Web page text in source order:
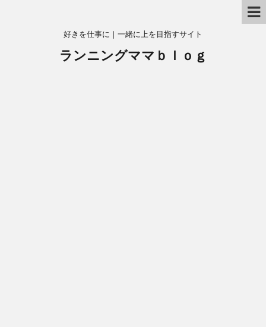
好きを仕事に｜一緒に上を目指すサイト
ランニングママｂｌｏｇ